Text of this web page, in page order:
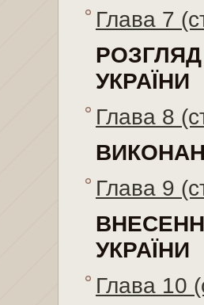
Глава 7
УКРАЇНИ
Глава 8
Глава 9
УКРАЇНИ
Глава 10